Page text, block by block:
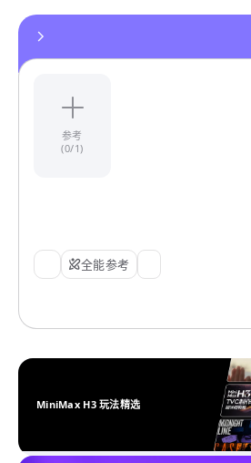
参考
(0/1)
全能参考
MiniMax H3 玩法精选